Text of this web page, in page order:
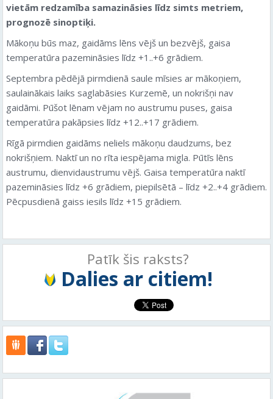
vietām redzamība samazināsies līdz simts metriem,
prognozē sinoptiķi.
Mākoņu būs maz, gaidāms lēns vējš un bezvējš, gaisa
temperatūra pazemināsies līdz +1..+6 grādiem.
Septembra pēdējā pirmdienā saule mīsies ar mākoņiem,
saulainākais laiks saglabāsies Kurzemē, un nokrišņi nav
gaidāmi. Pūšot lēnam vējam no austrumu puses, gaisa
temperatūra pakāpsies līdz +12..+17 grādiem.
Rīgā pirmdien gaidāms neliels mākoņu daudzums, bez
nokrišņiem. Naktī un no rīta iespējama migla. Pūtīs lēns
austrumu, dienvidaustrumu vējš. Gaisa temperatūra naktī
pazemināsies līdz +6 grādiem, piepilsētā – līdz +2..+4 grādiem.
Pēcpusdienā gaiss iesils līdz +15 grādiem.
Patīk šis raksts?
Dalies ar citiem!